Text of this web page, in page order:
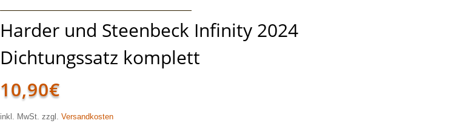
Harder und Steenbeck Infinity 2024
Dichtungssatz komplett
10,90€
inkl. MwSt. zzgl.Versandkosten